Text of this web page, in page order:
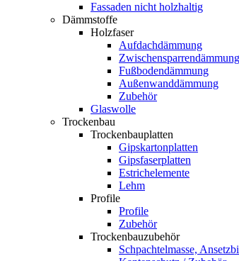
Fassaden nicht holzhaltig
Dämmstoffe
Holzfaser
Aufdachdämmung
Zwischensparrendämmung
Fußbodendämmung
Außenwanddämmung
Zubehör
Glaswolle
Trockenbau
Trockenbauplatten
Gipskartonplatten
Gipsfaserplatten
Estrichelemente
Lehm
Profile
Profile
Zubehör
Trockenbauzubehör
Schpachtelmasse,